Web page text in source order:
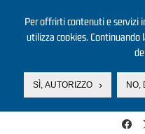
Per offrirti contenuti e servizi
utilizza cookies. Continuando
SÌ, AUTORIZZO NO,